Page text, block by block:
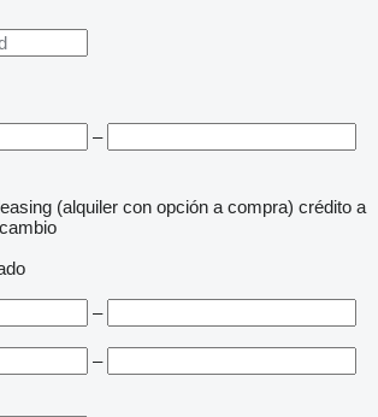
–
(alquiler con opción a compra) crédito a
–
–